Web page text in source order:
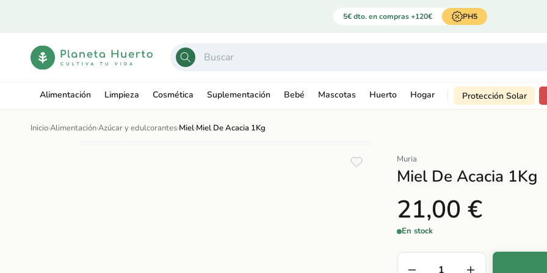
5€ dto. en compras +120€ PH5
Alimentación Limpieza Cosmética Suplementación Bebé Mascotas Huerto Hogar Protección Solar
Inicio›Alimentación›Azúcar y edulcorantes›Miel›Miel De Acacia 1Kg
Ir
Muria
Miel De Acacia 1Kg
21,00 €
En stock